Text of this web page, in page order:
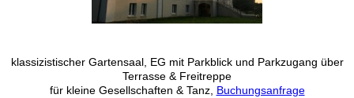
klassizistischer Gartensaal, EG mit Parkblick und Parkzugang über
Terrasse & Freitreppe
für kleine Gesellschaften & Tanz, Buchungsanfrage